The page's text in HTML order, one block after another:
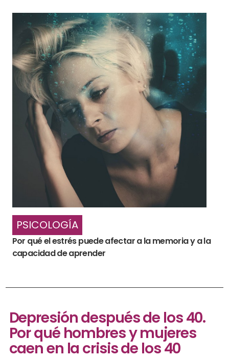
PSICOLOGÍA
Por qué el estrés puede afectar a la memoria y a la
capacidad de aprender
Depresión después de los 40.
Por qué hombres y mujeres
caen en la crisis de los 40